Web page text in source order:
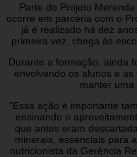
Parte do Projeto
ocorre em parceria com o
já é realizado há dez
primeira vez, chega às
Durante a formação, ainda
envolvendo os alunos e
manter uma
“Essa ação é importante
ensinando o
que antes eram
minerais, essenciais para
nutricionista da Gerência